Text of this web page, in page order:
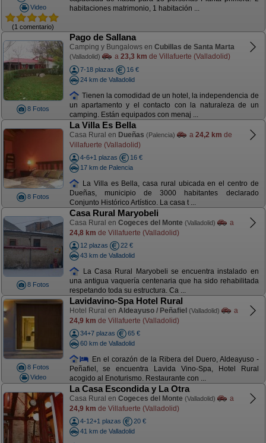
Video
(1 comentario)
habitaciones matrimonio, 1 habitación ...
8 Fotos
Pago de Sallana
Camping y Bungalows en Cubillas de Santa Marta
(Valladolid) a 23,3 km de Villafuerte (Valladolid)
7-18 plazas
16 €
24 km de Valladolid
Tienen la comodidad de un hotel, la independencia de
un apartamento y el contacto con la naturaleza de un
camping. Están equipados con menaj ...
8 Fotos
La Villa Es Bella
Casa Rural en Dueñas (Palencia) a 24,2 km de
Villafuerte (Valladolid)
4-6+1 plazas
16 €
17 km de Palencia
La Villa es Bella, casa rural ubicada en el centro de
Dueñas, municipio de 3000 habitantes declarado
Conjunto Histórico Artístico. La casa t ...
8 Fotos
Casa Rural Maryobeli
Casa Rural en Cogeces del Monte (Valladolid)
a
24,8 km de Villafuerte (Valladolid)
12 plazas
22 €
43 km de Valladolid
La Casa Rural Maryobeli se encuentra instalado en
una antigua vaquería centenaria que ha sido rehabilitada
respetando toda su estructura. Ca ...
8 Fotos
Video
Lavidavino-Spa Hotel Rural
Hotel Rural en Aldeayuso / Peñafiel (Valladolid)
a
24,9 km de Villafuerte (Valladolid)
34+7 plazas
65 €
60 km de Valladolid
En el corazón de la Ribera del Duero, Aldeayuso -
Peñafiel, se encuentra Lavida Vino-Spa, Hotel Rural
acogido al Enoturismo. Restaurante con ...
La Casa Escondida y La Otra
Casa Rural en Cogeces del Monte (Valladolid)
a
24,9 km de Villafuerte (Valladolid)
4-12+1 plazas
20 €
41 km de Valladolid